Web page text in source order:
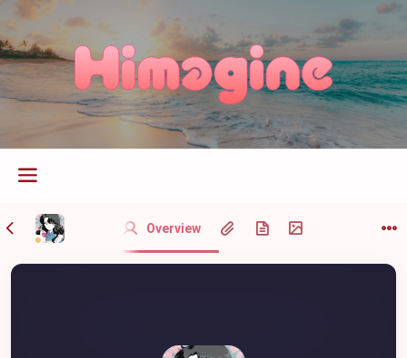
Overview